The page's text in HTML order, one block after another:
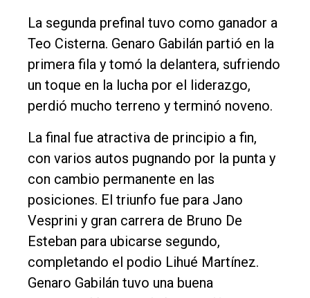
La segunda prefinal tuvo como ganador a
Teo Cisterna. Genaro Gabilán partió en la
primera fila y tomó la delantera, sufriendo
un toque en la lucha por el liderazgo,
perdió mucho terreno y terminó noveno.
La final fue atractiva de principio a fin,
con varios autos pugnando por la punta y
con cambio permanente en las
posiciones. El triunfo fue para Jano
Vesprini y gran carrera de Bruno De
Esteban para ubicarse segundo,
completando el podio Lihué Martínez.
Genaro Gabilán tuvo una buena